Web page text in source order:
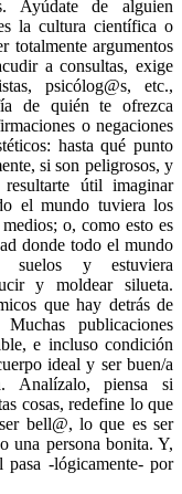
Ayúdate de alguien
la cultura científica o
totalmente argumentos
a consultas, exige
psicólog@s, etc.,
de quién te ofrezca
o negaciones
hasta qué punto
si son peligrosos, y
útil imaginar
el mundo tuviera los
o, como esto es
donde todo el mundo
y estuviera
y moldear silueta.
que hay detrás de
publicaciones
e incluso condición
ideal y ser buen/a
Analízalo, piensa si
cosas, redefine lo que
bell@, lo que es ser
una persona bonita. Y,
pasa -lógicamente- por